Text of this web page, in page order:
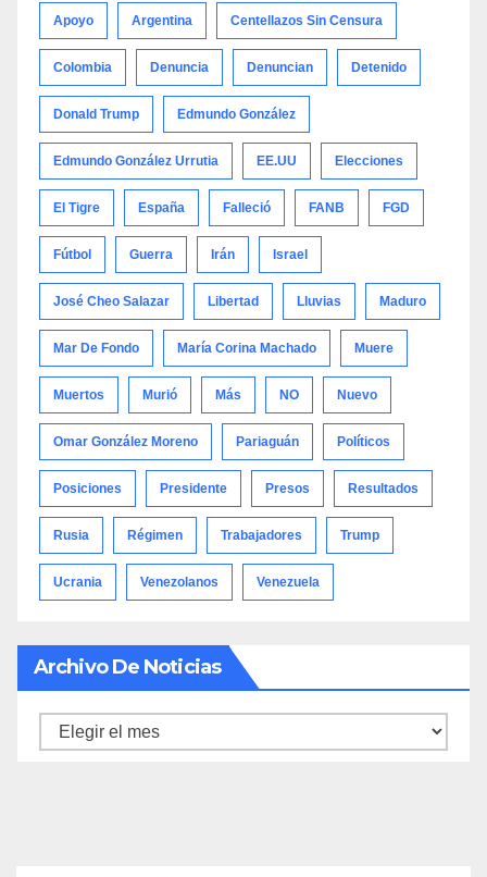
Apoyo Argentina Centellazos Sin Censura
Colombia Denuncia Denuncian Detenido
Donald Trump Edmundo González
Edmundo González Urrutia EE.UU Elecciones
El Tigre España Falleció FANB FGD
Fútbol Guerra Irán Israel
José Cheo Salazar Libertad Lluvias Maduro
Mar De Fondo María Corina Machado Muere
Muertos Murió Más NO Nuevo
Omar González Moreno Pariaguán Políticos
Posiciones Presidente Presos Resultados
Rusia Régimen Trabajadores Trump
Ucrania Venezolanos Venezuela
Archivo De Noticias
Archivo